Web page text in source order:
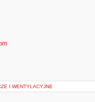
I WENTYLACYJNE